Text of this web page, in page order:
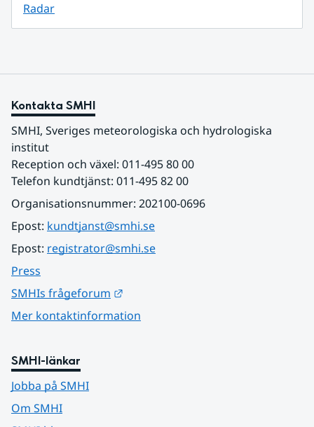
Radar
Kontakta SMHI
SMHI, Sveriges meteorologiska och hydrologiska
institut
Reception och växel: 011-495 80 00
Telefon kundtjänst: 011-495 82 00
Organisationsnummer: 202100-0696
Epost: kundtjanst@smhi.se
Epost: registrator@smhi.se
Press
SMHIs frågeforum
Mer kontaktinformation
SMHI-länkar
Jobba på SMHI
Om SMHI